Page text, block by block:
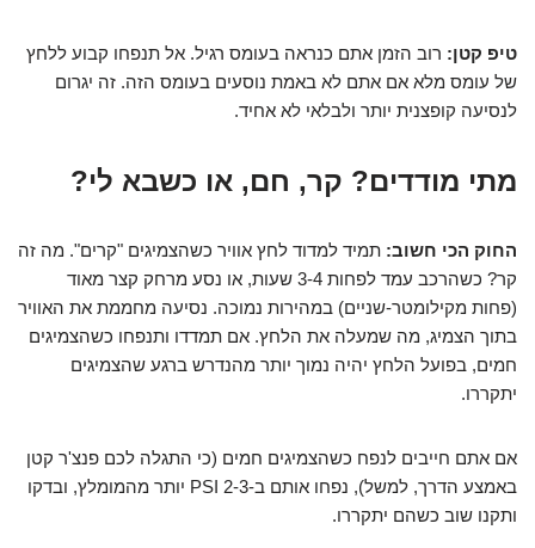
טיפ קטן: רוב הזמן אתם כנראה בעומס רגיל. אל תנפחו קבוע ללחץ
של עומס מלא אם אתם לא באמת נוסעים בעומס הזה. זה יגרום
לנסיעה קופצנית יותר ולבלאי לא אחיד.
מתי מודדים? קר, חם, או כשבא לי?
החוק הכי חשוב: תמיד למדוד לחץ אוויר כשהצמיגים "קרים". מה זה
קר? כשהרכב עמד לפחות 3-4 שעות, או נסע מרחק קצר מאוד
(פחות מקילומטר-שניים) במהירות נמוכה. נסיעה מחממת את האוויר
בתוך הצמיג, מה שמעלה את הלחץ. אם תמדדו ותנפחו כשהצמיגים
חמים, בפועל הלחץ יהיה נמוך יותר מהנדרש ברגע שהצמיגים
יתקררו.
אם אתם חייבים לנפח כשהצמיגים חמים (כי התגלה לכם פנצ'ר קטן
באמצע הדרך, למשל), נפחו אותם ב-2-3 PSI יותר מהמומלץ, ובדקו
ותקנו שוב כשהם יתקררו.